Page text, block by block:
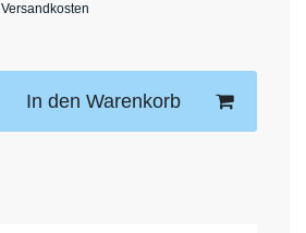
Versandkosten
In den Warenkorb